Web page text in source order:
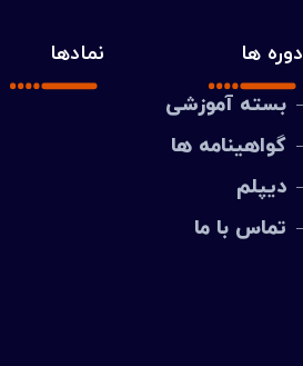
دوره ها
بسته آموزشی
گواهینامه ها
دیپلم
تماس با ما
نمادها